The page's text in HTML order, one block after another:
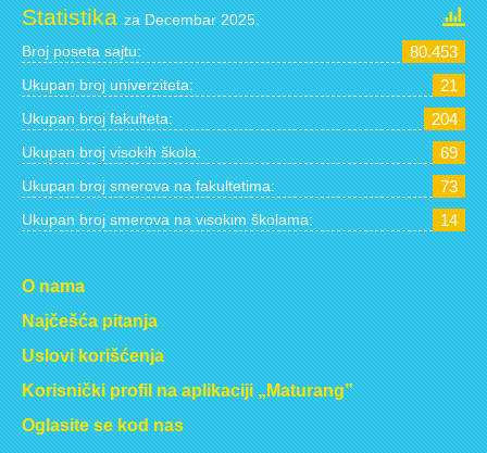
Statistikaza Decembar 2025.
Broj poseta sajtu: 80.453
Ukupan broj univerziteta: 21
Ukupan broj fakulteta: 204
Ukupan broj visokih škola: 69
Ukupan broj smerova na fakultetima: 73
Ukupan broj smerova na visokim školama: 14
O nama
Najčešća pitanja
Uslovi korišćenja
Korisnički profil na aplikaciji „Maturang”
Oglasite se kod nas